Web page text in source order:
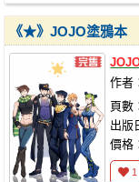
《★》JOJO塗鴉本
作者
頁數
出版
價格
1